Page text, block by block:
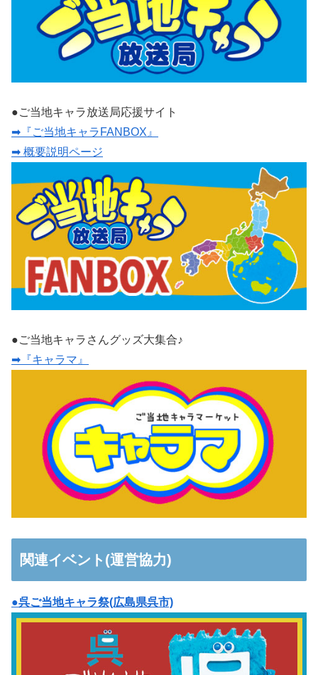
●ご当地キャラ放送局応援サイト
➡『ご当地キャラFANBOX』
➡ 概要説明ページ
●ご当地キャラさんグッズ大集合♪
➡『キャラマ』
関連イベント(運営協力)
●呉ご当地キャラ祭(広島県呉市)